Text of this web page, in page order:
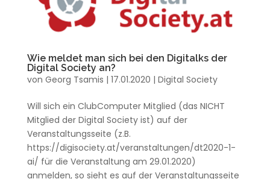
Wie meldet man sich bei den Digitalks der
Digital Society an?
von Georg Tsamis | 17.01.2020 | Digital Society
Will sich ein ClubComputer Mitglied (das NICHT
Mitglied der Digital Society ist) auf der
Veranstaltungsseite (z.B.
https://digisociety.at/veranstaltungen/dt2020-1-
ai/ für die Veranstaltung am 29.01.2020)
anmelden, so sieht es auf der Veranstaltungsseite